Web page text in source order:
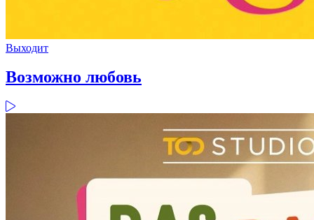
Выходит
Возможно любовь